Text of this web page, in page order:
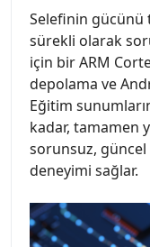
Selefinin gücünü
sürekli olarak
için bir ARM
depolama ve
Eğitim
kadar, tamamen
sorunsuz, güncel
deneyimi sağlar.